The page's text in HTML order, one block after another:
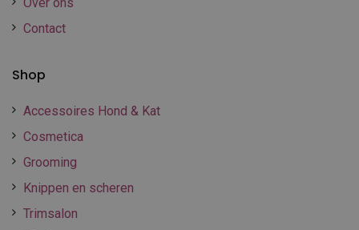
Contact
Shop
Accessoires Hond & Kat
Cosmetica
Grooming
Knippen en scheren
Trimsalon